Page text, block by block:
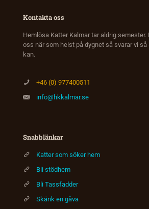
Kontakta oss
Hemlösa Katter Kalmar tar aldrig semester.
oss när som helst på dygnet så svarar vi så
kan.
+46 (0) 977400511
info@hkkalmar.se
Snabblänkar
Katter som söker hem
Bli stödhem
Bli Tassfadder
Skänk en gåva